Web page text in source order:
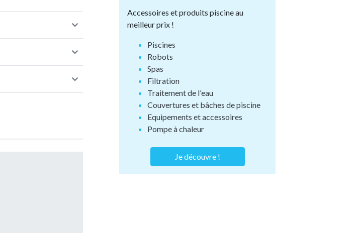
Accessoires et produits piscine au
meilleur prix !
Piscines
Robots
Spas
Filtration
Traitement de l'eau
Couvertures et bâches de piscine
Equipements et accessoires
Pompe à chaleur
Je découvre !